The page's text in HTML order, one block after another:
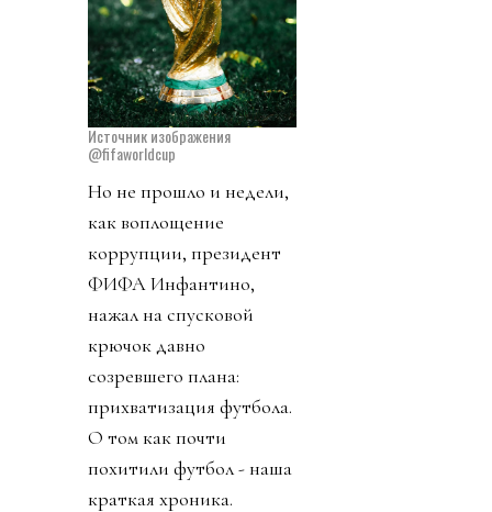
Источник изображения
@fifaworldcup
Но не прошло и недели,
как воплощение
коррупции, президент
ФИФА Инфантино,
нажал на спусковой
крючок давно
созревшего плана:
прихватизация футбола.
О том как почти
похитили футбол - наша
краткая хроника.